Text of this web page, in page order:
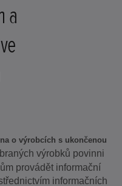
a
o výrobcích s ukončenou
výrobků povinni
provádět informační
informačních